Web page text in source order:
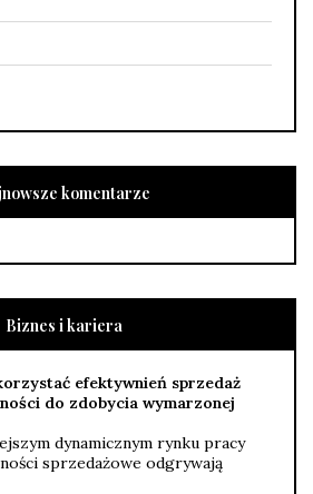
komentarze
Biznes i kariera
efektywnień sprzedaż
do zdobycia wymarzonej
dynamicznym rynku pracy
sprzedażowe odgrywają